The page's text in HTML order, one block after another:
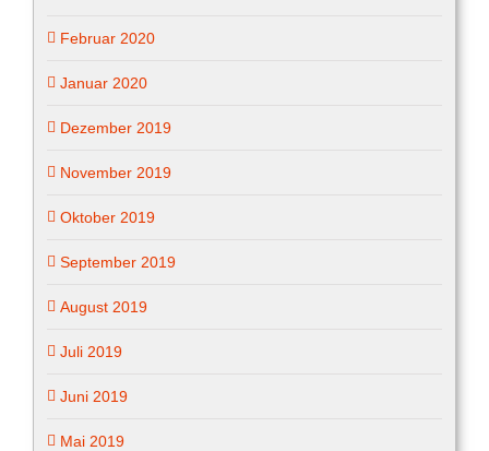
Februar 2020
Januar 2020
Dezember 2019
November 2019
Oktober 2019
September 2019
August 2019
Juli 2019
Juni 2019
Mai 2019